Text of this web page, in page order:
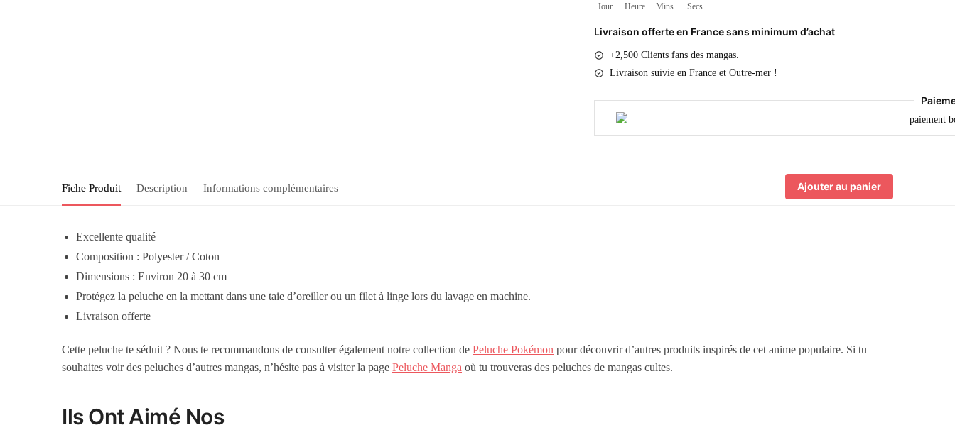
Jour Heure Mins Secs
Livraison offerte en France sans minimum d’achat
+2,500 Clients fans des mangas.
Livraison suivie en France et Outre-mer !
Fiche Produit Description Informations complémentaires Ajouter au panier
Excellente qualité
Composition : Polyester / Coton
Dimensions : Environ 20 à 30 cm
Protégez la peluche en la mettant dans une taie d’oreiller ou un filet à linge lors du lavage en machine.
Livraison offerte
Cette peluche te séduit ? Nous te recommandons de consulter également notre collection dePeluche Pokémon pour découvrir d’autres produits inspirés de cet anime populaire. Si tu
souhaites voir des peluches d’autres mangas, n’hésite pas à visiter la pagePeluche Manga où tu trouveras des peluches de mangas cultes.
Ils Ont Aimé Nos